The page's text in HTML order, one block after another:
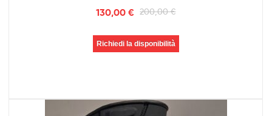
200,00€
130,00 €
Richiedi la disponibilità